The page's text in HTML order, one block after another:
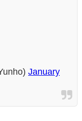
January